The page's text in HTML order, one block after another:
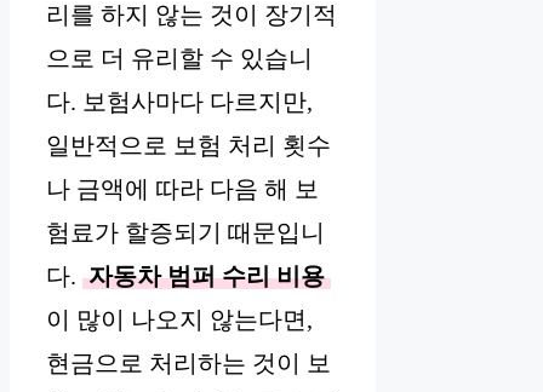
리를 하지 않는 것이 장기적
으로 더 유리할 수 있습니
다. 보험사마다 다르지만,
일반적으로 보험 처리 횟수
나 금액에 따라 다음 해 보
험료가 할증되기 때문입니
다. 자동차 범퍼 수리 비용
이 많이 나오지 않는다면,
현금으로 처리하는 것이 보